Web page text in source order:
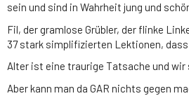
sein und sind in Wahrheit jung und
Fil, der gramlose Grübler, der flinke
37 stark simplifizierten Lektionen,
Alter ist eine traurige Tatsache und wir
Aber kann man da GAR nichts gegen